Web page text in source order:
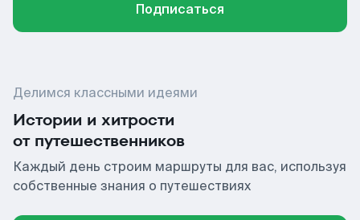
Подписаться
Делимся классными идеями
Истории и хитрости
от путешественников
Каждый день строим маршруты для вас, используя
собственные знания о путешествиях